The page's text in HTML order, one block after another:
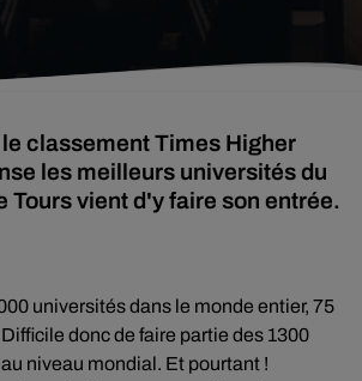
classement Times Higher
les meilleurs universités du
Tours vient d'y faire son entrée.
universités dans le monde entier, 75
donc de faire partie des 1300
niveau mondial. Et pourtant !